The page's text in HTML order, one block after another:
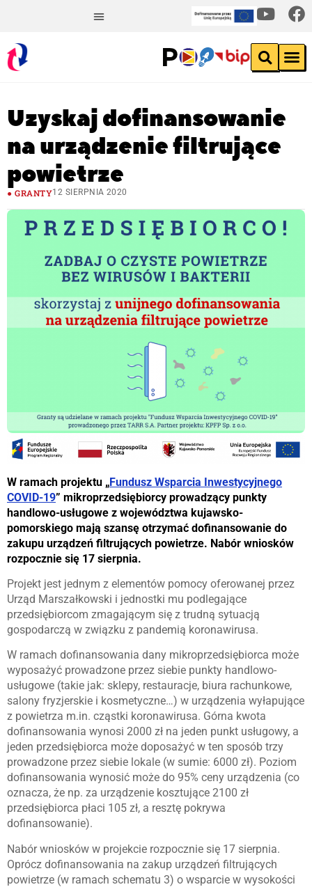
Uzyskaj dofinansowanie
na urządzenie filtrujące
powietrze
GRANTY12 SIERPNIA 2020
W ramach projektu „Fundusz Wsparcia Inwestycyjnego
COVID-19” mikroprzedsiębiorcy prowadzący punkty
handlowo-usługowe z województwa kujawsko-
pomorskiego mają szansę otrzymać dofinansowanie do
zakupu urządzeń filtrujących powietrze. Nabór wniosków
rozpocznie się 17 sierpnia.
Projekt jest jednym z elementów pomocy oferowanej przez
Urząd Marszałkowski i jednostki mu podlegające
przedsiębiorcom zmagającym się z trudną sytuacją
gospodarczą w związku z pandemią koronawirusa.
W ramach dofinansowania dany mikroprzedsiębiorca może
wyposażyć prowadzone przez siebie punkty handlowo-
usługowe (takie jak: sklepy, restauracje, biura rachunkowe,
salony fryzjerskie i kosmetyczne…) w urządzenia wyłapujące
z powietrza m.in. cząstki koronawirusa. Górna kwota
dofinansowania wynosi 2000 zł na jeden punkt usługowy, a
jeden przedsiębiorca może doposażyć w ten sposób trzy
prowadzone przez siebie lokale (w sumie: 6000 zł). Poziom
dofinansowania wynosić może do 95% ceny urządzenia (co
oznacza, że np. za urządzenie kosztujące 2100 zł
przedsiębiorca płaci 105 zł, a resztę pokrywa
dofinansowanie).
Nabór wniosków w projekcie rozpocznie się 17 sierpnia.
Oprócz dofinansowania na zakup urządzeń filtrujących
powietrze (w ramach schematu 3) o wsparcie w wysokości